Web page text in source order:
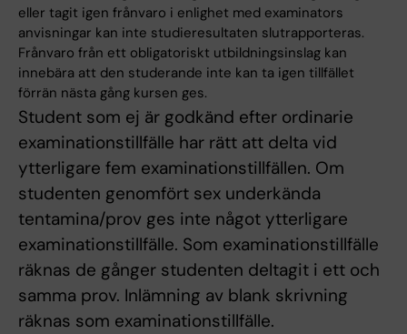
eller tagit igen frånvaro i enlighet med examinators
anvisningar kan inte studieresultaten slutrapporteras.
Frånvaro från ett obligatoriskt utbildningsinslag kan
innebära att den studerande inte kan ta igen tillfället
förrän nästa gång kursen ges.
Student som ej är godkänd efter ordinarie
examinationstillfälle har rätt att delta vid
ytterligare fem examinationstillfällen. Om
studenten genomfört sex underkända
tentamina/prov ges inte något ytterligare
examinationstillfälle. Som examinationstillfälle
räknas de gånger studenten deltagit i ett och
samma prov. Inlämning av blank skrivning
räknas som examinationstillfälle.